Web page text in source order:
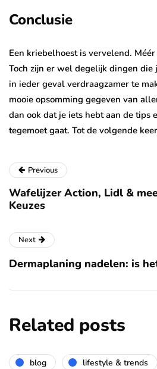
Conclusie
Een kriebelhoest is vervelend.
Toch zijn er wel degelijk dingen die
in ieder geval verdraagzamer te
mooie opsomming gegeven van
dan ook dat je iets hebt aan de tips
tegemoet gaat. Tot de volgende
Previous
Wafelijzer Action, Lidl &
Keuzes
Next
Dermaplaning nadelen: is
Related posts
blog lifestyle & trends